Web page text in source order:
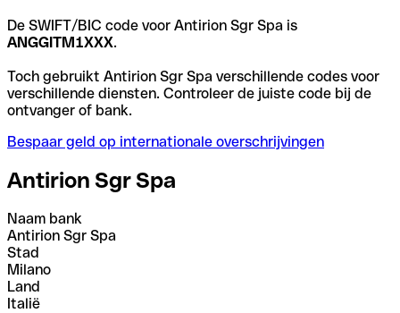
De SWIFT/BIC code voor Antirion Sgr Spa is
ANGGITM1XXX.
Toch gebruikt Antirion Sgr Spa verschillende codes voor
verschillende diensten. Controleer de juiste code bij de
ontvanger of bank.
Bespaar geld op internationale overschrijvingen
Antirion Sgr Spa
Naam bank
Antirion Sgr Spa
Stad
Milano
Land
Italië